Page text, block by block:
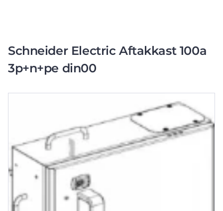
Schneider Electric Aftakkast 100a
3p+n+pe din00